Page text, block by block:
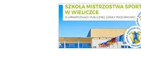
link do SMS Wieliczka